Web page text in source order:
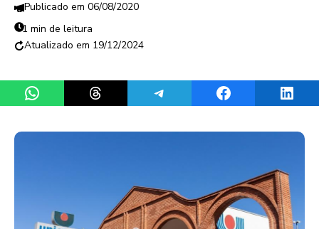
06/08/2020
1 min de leitura
19/12/2024
Share on WhatsAppShare on ThreadsShare on TelegramShare on Facebook